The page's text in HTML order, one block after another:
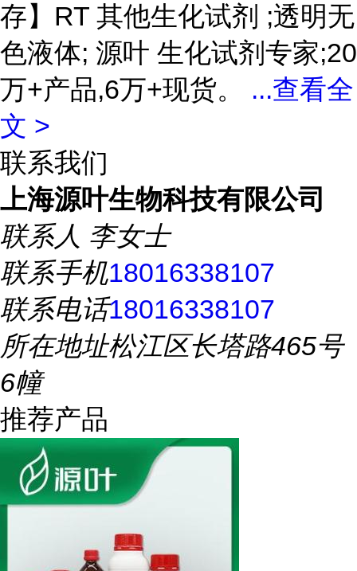
存】RT 其他生化试剂 ;透明无
色液体; 源叶 生化试剂专家;20
万+产品,6万+现货。 ...查看全
文 >
联系我们
上海源叶生物科技有限公司
联系人 李女士
联系手机18016338107
联系电话18016338107
所在地址松江区长塔路465号
6幢
推荐产品